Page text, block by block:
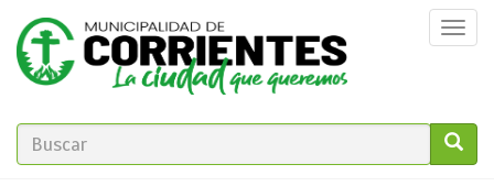
Pasar
contenido
principal
FORMULARIO